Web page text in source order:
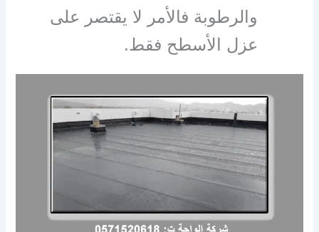
والرطوبة فالأمر لا يقتصر على
عزل الأسطح فقط.